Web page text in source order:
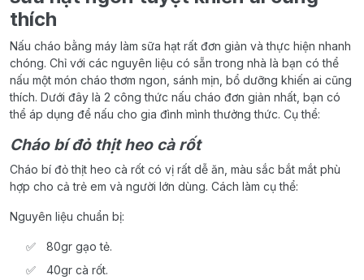
thích
Nấu cháo bằng máy làm sữa hạt rất đơn giản và thực hiện nhanh
chóng. Chỉ với các nguyên liệu có sẵn trong nhà là bạn có thể
nấu một món cháo thơm ngon, sánh mịn, bổ dưỡng khiến ai cũng
thích. Dưới đây là 2 công thức nấu cháo đơn giản nhất, bạn có
thể áp dụng để nấu cho gia đình mình thưởng thức. Cụ thể:
Cháo bí đỏ thịt heo cà rốt
Cháo bí đỏ thịt heo cà rốt có vị rất dễ ăn, màu sắc bắt mắt phù
hợp cho cả trẻ em và người lớn dùng. Cách làm cụ thể:
Nguyên liệu chuẩn bị:
80gr gạo tẻ.
40gr cà rốt.